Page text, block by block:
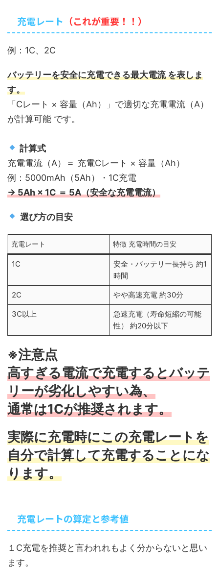
充電レート （これが重要！！）
例：1C、2C
バッテリーを安全に充電できる最大電流 を表しま
す。
「Cレート × 容量（Ah）」で適切な充電電流（A）
が計算可能 です。
計算式
充電電流（A）＝ 充電Cレート × 容量（Ah）
例：5000mAh（5Ah）・1C充電
→ 5Ah × 1C ＝ 5A（安全な充電電流）
選び方の目安
充電レート 特徴 充電時間の目安
1C
安全・バッテリー長持ち 約1
時間
2C やや高速充電 約30分
3C以上
急速充電（寿命短縮の可能
性） 約20分以下
※注意点
高すぎる電流で充電するとバッテ
リーが劣化しやすい為、
通常は1Cが推奨されます。
実際に充電時にこの充電レートを
自分で計算して充電することにな
ります。
充電レートの算定と参考値
１C充電を推奨と言われれもよく分からないと思い
ます。